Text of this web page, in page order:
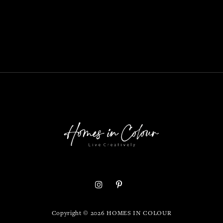
Copyright © 2026HOMES IN COLOUR